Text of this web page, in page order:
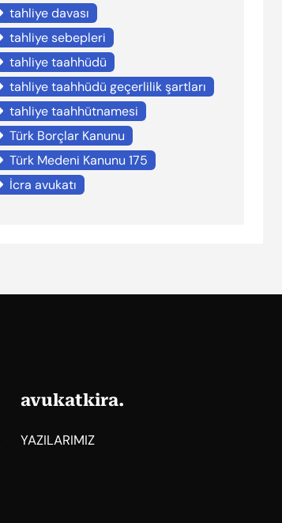
tahliye davası
tahliye sebepleri
tahliye taahhüdü
tahliye taahhüdü geçerlilik şartları
tahliye taahhütnamesi
Türk Borçlar Kanunu
Türk Medeni Kanunu 175
İcra avukatı
avukatkira.
YAZILARIMIZ